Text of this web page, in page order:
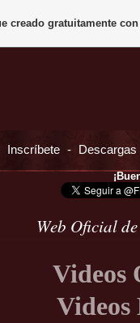
Inscríbete - Descargas
Web Oficial
Videos
Videos
creado gratuitamente con